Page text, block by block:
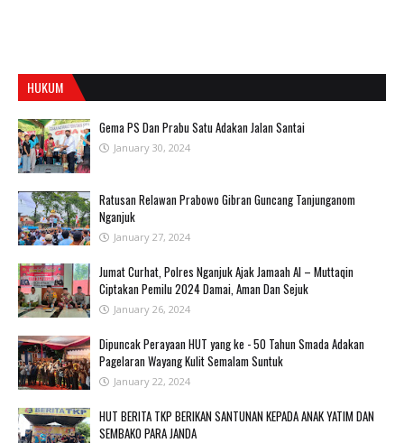
HUKUM
Gema PS Dan Prabu Satu Adakan Jalan Santai
January 30, 2024
Ratusan Relawan Prabowo Gibran Guncang Tanjunganom
Nganjuk
January 27, 2024
Jumat Curhat, Polres Nganjuk Ajak Jamaah Al – Muttaqin
Ciptakan Pemilu 2024 Damai, Aman Dan Sejuk
January 26, 2024
Dipuncak Perayaan HUT yang ke - 50 Tahun Smada Adakan
Pagelaran Wayang Kulit Semalam Suntuk
January 22, 2024
HUT BERITA TKP BERIKAN SANTUNAN KEPADA ANAK YATIM DAN
SEMBAKO PARA JANDA